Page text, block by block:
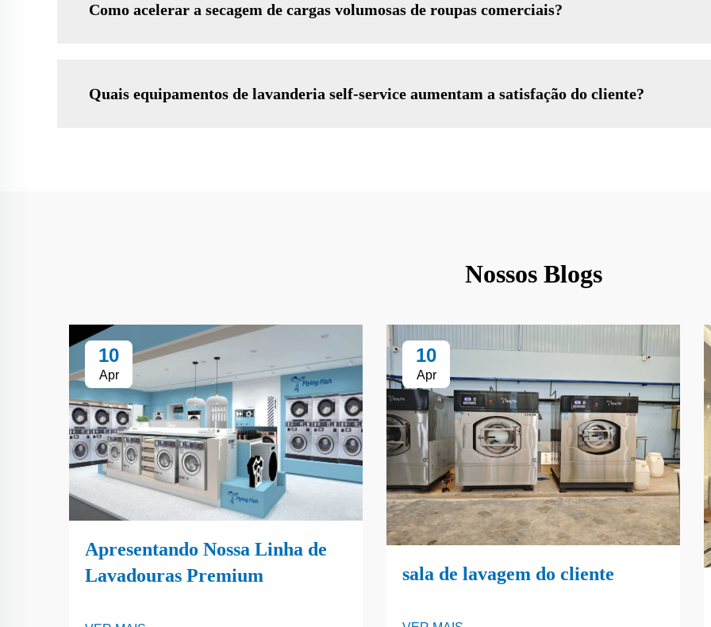
Como acelerar a secagem de cargas volumosas de roupas comerciais?
Quais equipamentos de lavanderia self-service aumentam a satisfação do cliente?
Nossos Blogs
10
Apr
Apresentando Nossa Linha de
Lavadouras Premium
10
Apr
sala de lavagem do cliente